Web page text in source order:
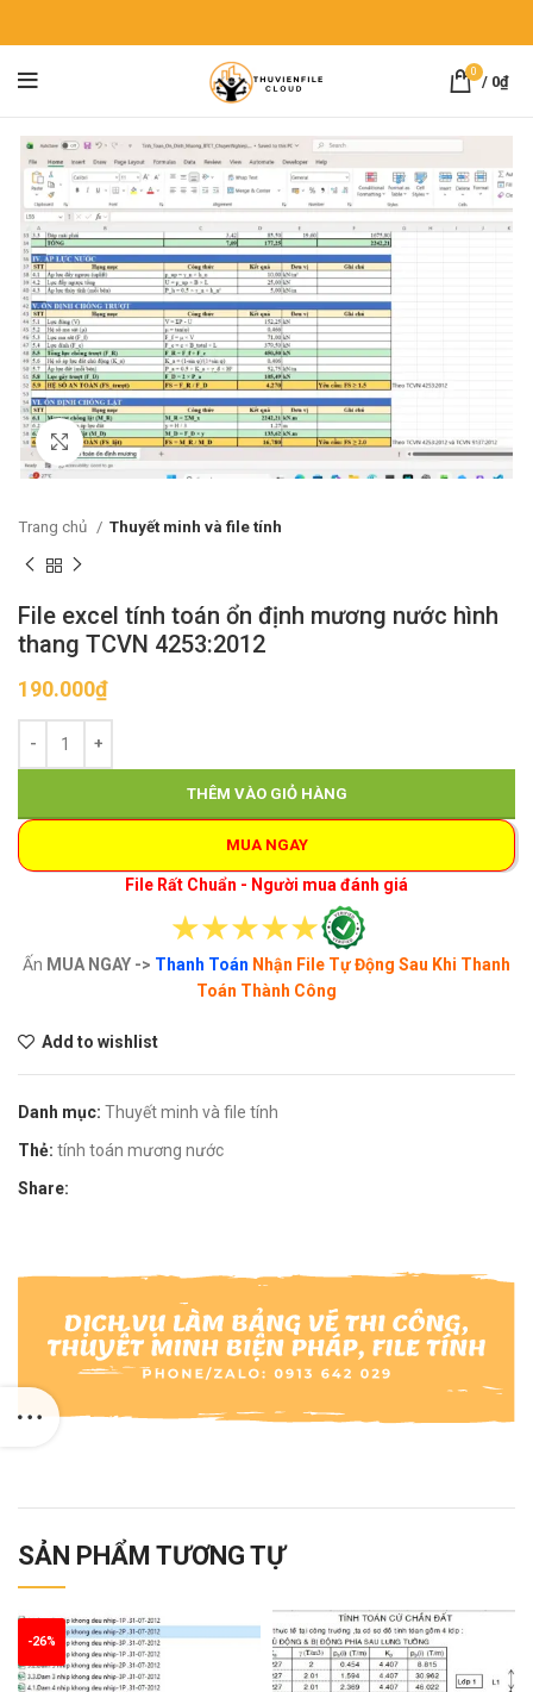
0
/ 0₫
Click to enlarge
Trang chủ Thuyết minh và file tính
File excel tính toán ổn định mương nước hình
thang TCVN 4253:2012
190.000₫
THÊM VÀO GIỎ HÀNG
MUA NGAY
File Rất Chuẩn - Người mua đánh giá
Ấn MUA NGAY -> Thanh Toán Nhận File Tự Động Sau Khi Thanh
Toán Thành Công
Add to wishlist
Danh mục: Thuyết minh và file tính
Thẻ: tính toán mương nước
Share:
SẢN PHẨM TƯƠNG TỰ
-26%